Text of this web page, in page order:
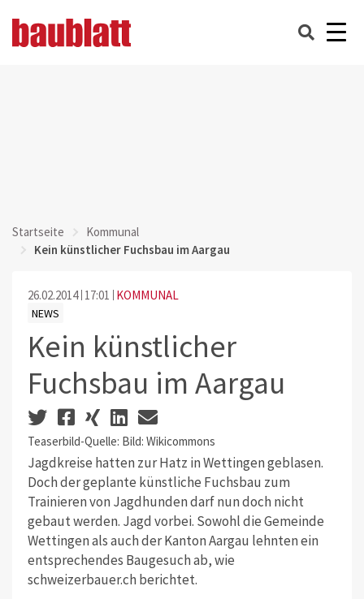
Startseite
Kommunal
Kein künstlicher Fuchsbau im Aargau
26.02.2014 17:01 KOMMUNAL
NEWS
Kein künstlicher
Fuchsbau im Aargau
Teaserbild-Quelle: Bild: Wikicommons
Jagdkreise hatten zur Hatz in Wettingen geblasen.
Doch der geplante künstliche Fuchsbau zum
Trainieren von Jagdhunden darf nun doch nicht
gebaut werden. Jagd vorbei. Sowohl die Gemeinde
Wettingen als auch der Kanton Aargau lehnten ein
entsprechendes Baugesuch ab, wie
schweizerbauer.ch berichtet.